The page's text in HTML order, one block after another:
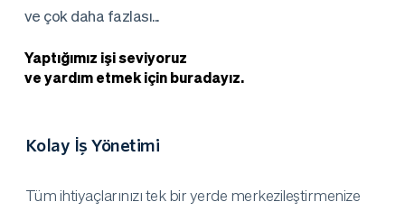
ve çok daha fazlası...
Yaptığımız işi seviyoruz
ve yardım etmek için buradayız.
Kolay İş Yönetimi
Tüm ihtiyaçlarınızı tek bir yerde merkezileştirmenize